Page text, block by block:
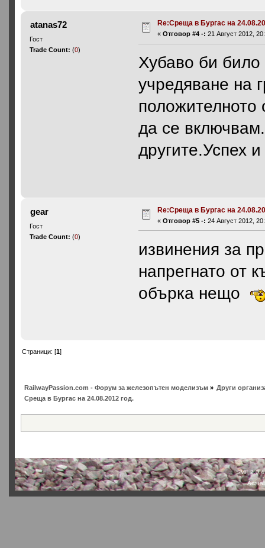
atanas72
Гост
Trade Count:(0)
Re:Среща в Бургас на
«Отговор #4 -: 21 Август 2012,
Хубаво би било
учредяване на
да се
другите.Успех
gear
Гост
Trade Count:(0)
Re:Среща в Бургас на
«Отговор #5 -: 24 Август 2012,
извинения за
напрегнато от
обърка нещо
Страници: [1]
RailwayPassion.com - Форум за железопътен моделизъм» Други
Среща в Бургас на 24.08.2012 год.
SMF 2.0.4